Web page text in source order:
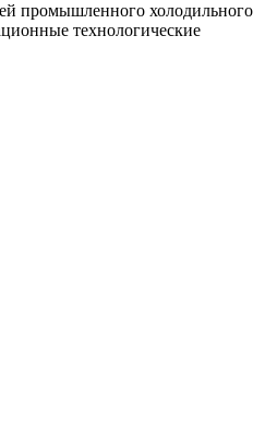
промышленного холодильного
технологические